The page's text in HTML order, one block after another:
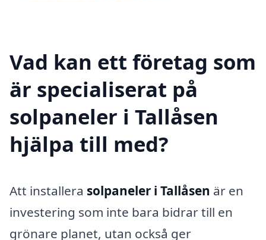
Vad kan ett företag som
är specialiserat på
solpaneler i Tallåsen
hjälpa till med?
Att installera solpaneler i Tallåsen är en
investering som inte bara bidrar till en
grönare planet, utan också ger